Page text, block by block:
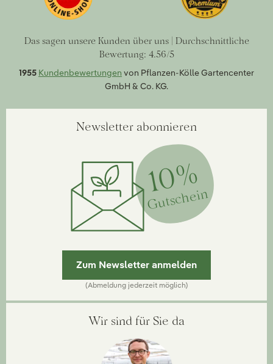
Das sagen unsere Kunden über uns | Durchschnittliche
Bewertung: 4.56/5
1955 Kundenbewertungen von Pflanzen-Kölle Gartencenter
GmbH & Co. KG.
Newsletter abonnieren
10%
Gutschein
Zum Newsletter anmelden
(Abmeldung jederzeit möglich)
Wir sind für Sie da